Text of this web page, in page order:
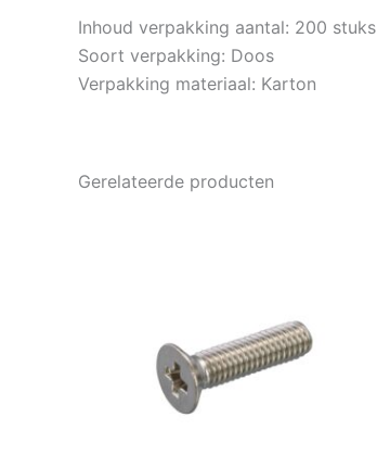
Inhoud verpakking aantal: 200 stuks
Soort verpakking: Doos
Verpakking materiaal: Karton
Gerelateerde producten